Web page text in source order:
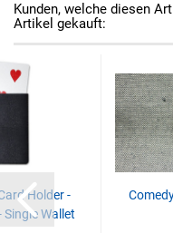
Kunden, welche diesen
Artikel gekauft:
Holder -
Wallet